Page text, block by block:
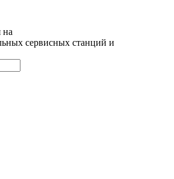
на
сервисных станций и